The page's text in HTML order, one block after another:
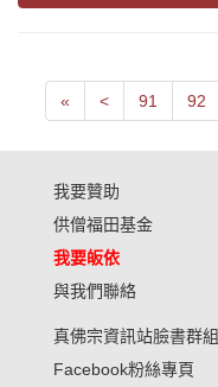
« First<Next91 92
我要贊助
供僧福田基金
我要皈依
與我們聯絡
真佛宗資訊站臉書群組
Facebook粉絲專頁